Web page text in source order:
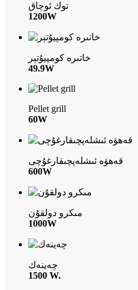
توك ئوچاق
1200W
خاتىرە كومپيۇتېر
49.9W
Pellet grill
60W
قەھۋە ئىشلەپچىقارغۇچى
600W
مىكرو دولقۇن
1000W
چەينەك
1500 W.